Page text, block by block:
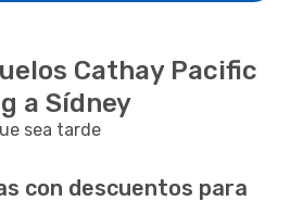
Cathay Pacific
a Sídney
sea tarde
con descuentos para